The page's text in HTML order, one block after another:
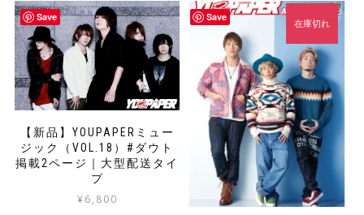
Save
【新品】YOUPAPERミュー
ジック（VOL.18）#ダウト
掲載2ページ｜大型配送タイ
プ
¥6,800
Save
在庫切れ